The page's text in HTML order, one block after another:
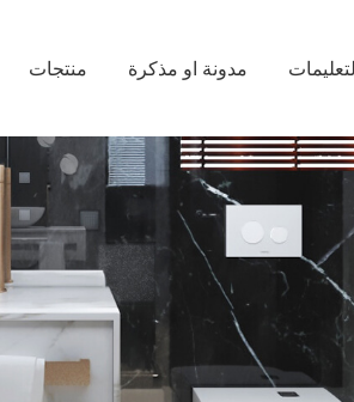
منتجات مدونة او مذكرة